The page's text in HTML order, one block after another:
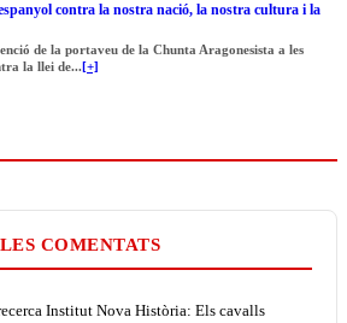
contra la nostra nació, la nostra cultura i la
de la portaveu de la Chunta Aragonesista a les
la llei de...[+]
COMENTATS
Institut Nova Història: Els cavalls